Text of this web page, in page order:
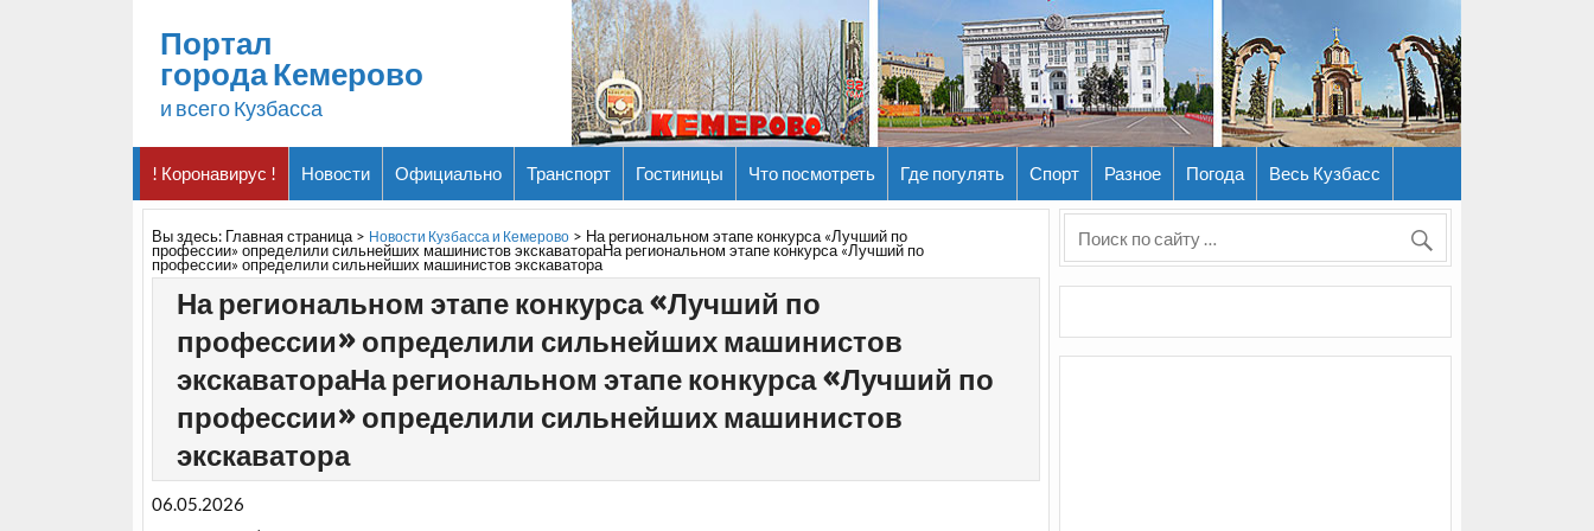
Портал
города Кемерово
и всего Кузбасса
! Коронавирус ! Новости Официально Транспорт Гостиницы Что посмотреть Где погулять Спорт Разное Погода Весь Кузбасс
Вы здесь: Главная страница> Новости Кузбасса и Кемерово > На региональном этапе конкурса «Лучший по
профессии» определили сильнейших машинистов экскаватораНа региональном этапе конкурса «Лучший по
профессии» определили сильнейших машинистов экскаватора
На региональном этапе конкурса «Лучший по
профессии» определили сильнейших машинистов
экскаватораНа региональном этапе конкурса «Лучший по
профессии» определили сильнейших машинистов
экскаватора
06.05.2026